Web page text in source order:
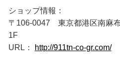
ショップ情報：
〒106-0047 東京都港区南麻
1F
URL：
http://911tn-co-gr.com/